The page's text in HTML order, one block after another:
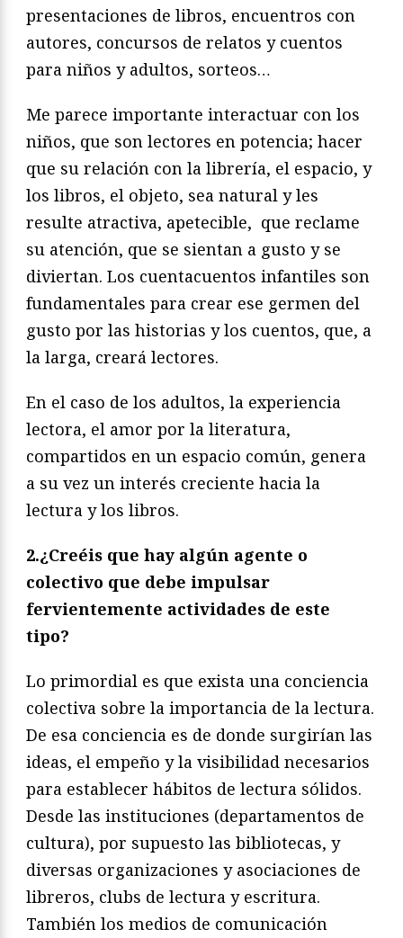
presentaciones de libros, encuentros con
autores, concursos de relatos y cuentos
para niños y adultos, sorteos…
Me parece importante interactuar con los
niños, que son lectores en potencia; hacer
que su relación con la librería, el espacio, y
los libros, el objeto, sea natural y les
resulte atractiva, apetecible, que reclame
su atención, que se sientan a gusto y se
diviertan. Los cuentacuentos infantiles son
fundamentales para crear ese germen del
gusto por las historias y los cuentos, que, a
la larga, creará lectores.
En el caso de los adultos, la experiencia
lectora, el amor por la literatura,
compartidos en un espacio común, genera
a su vez un interés creciente hacia la
lectura y los libros.
2.¿Creéis que hay algún agente o
colectivo que debe impulsar
fervientemente actividades de este
tipo?
Lo primordial es que exista una conciencia
colectiva sobre la importancia de la lectura.
De esa conciencia es de donde surgirían las
ideas, el empeño y la visibilidad necesarios
para establecer hábitos de lectura sólidos.
Desde las instituciones (departamentos de
cultura), por supuesto las bibliotecas, y
diversas organizaciones y asociaciones de
libreros, clubs de lectura y escritura.
También los medios de comunicación